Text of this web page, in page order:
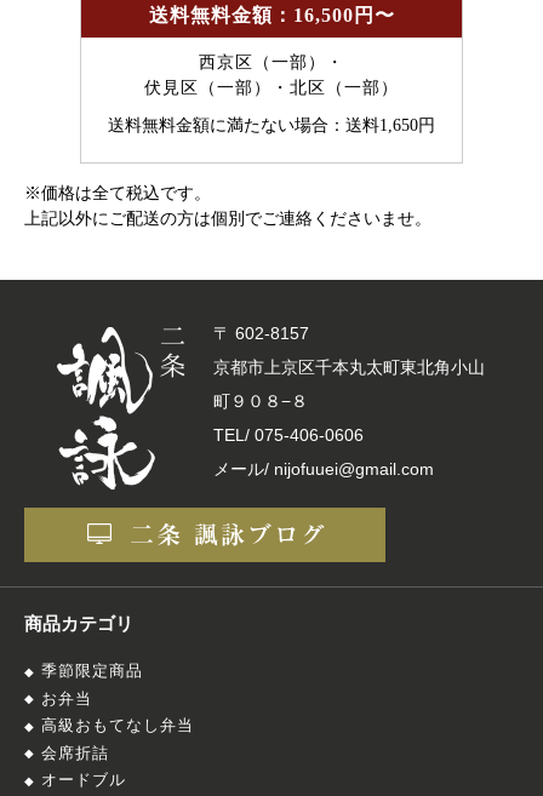
送料無料金額：16,500円〜
西京区（一部）・
伏見区（一部）・北区（一部）
送料無料金額に満たない場合：送料1,650円
※価格は全て税込です。
上記以外にご配送の方は個別でご連絡くださいませ。
〒 602-8157
京都市上京区千本丸太町東北角小山
町９０８−８
TEL/ 075-406-0606
メール/ nijofuuei@gmail.com
商品カテゴリ
季節限定商品
お弁当
高級おもてなし弁当
会席折詰
オードブル